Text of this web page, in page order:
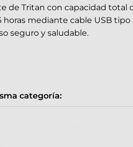
de Tritan con capacidad total
horas mediante cable USB tipo
seguro y saludable.
categoría: